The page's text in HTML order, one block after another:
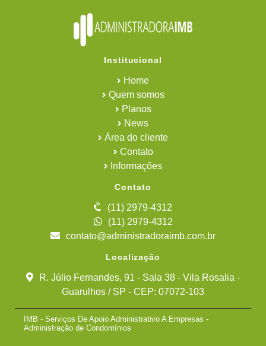
Institucional
Home
Quem somos
Planos
News
Área do cliente
Contato
Informações
Contato
(11) 2979-4312
(11) 2979-4312
contato@administradoraimb.com.br
Localização
R. Júlio Fernandes, 91 - Sala 38 - Vila Rosalia -
Guarulhos / SP - CEP: 07072-103
IMB - Serviços De Apoio Administrativo A Empresas -
Administração de Condomínios